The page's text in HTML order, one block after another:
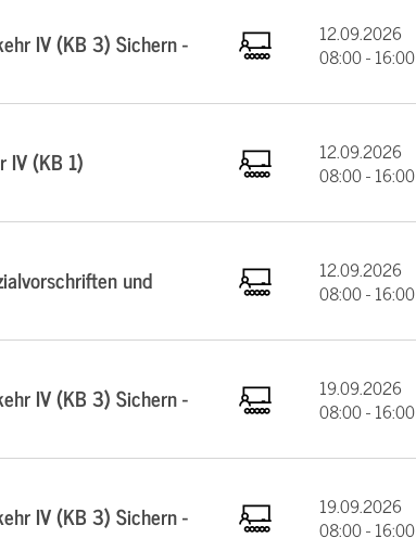
IV (KB 3) Sichern -
12.09.2026
08:00 - 16:00
IV (KB 1)
12.09.2026
08:00 - 16:00
und
12.09.2026
08:00 - 16:00
IV (KB 3) Sichern -
19.09.2026
08:00 - 16:00
IV (KB 3) Sichern -
19.09.2026
08:00 - 16:00